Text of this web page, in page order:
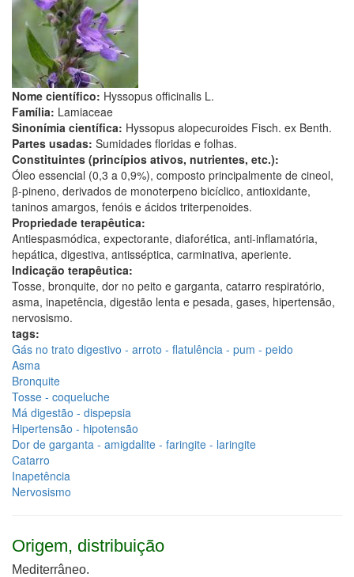
Nome científico: Hyssopus officinalis L.
Família: Lamiaceae
Sinonímia científica: Hyssopus alopecuroides Fisch. ex Benth.
Partes usadas: Sumidades floridas e folhas.
Constituintes (princípios ativos, nutrientes, etc.):
Óleo essencial (0,3 a 0,9%), composto principalmente de cineol,
β-pineno, derivados de monoterpeno bicíclico, antioxidante,
taninos amargos, fenóis e ácidos triterpenoides.
Propriedade terapêutica:
Antiespasmódica, expectorante, diaforética, anti-inflamatória,
hepática, digestiva, antisséptica, carminativa, aperiente.
Indicação terapêutica:
Tosse, bronquite, dor no peito e garganta, catarro respiratório,
asma, inapetência, digestão lenta e pesada, gases, hipertensão,
nervosismo.
tags:
Gás no trato digestivo - arroto - flatulência - pum - peido
Asma
Bronquite
Tosse - coqueluche
Má digestão - dispepsia
Hipertensão - hipotensão
Dor de garganta - amigdalite - faringite - laringite
Catarro
Inapetência
Nervosismo
Origem, distribuição
Medi­terrâneo.